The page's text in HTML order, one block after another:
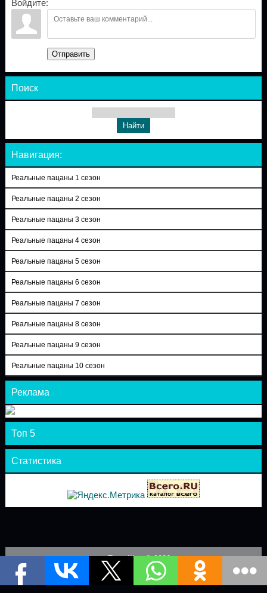
Войдите:
Отправить
Поиск
Навигация:
Реальные пацаны 1 сезон
Реальные пацаны 2 сезон
Реальные пацаны 3 сезон
Реальные пацаны 4 сезон
Реальные пацаны 5 сезон
Реальные пацаны 6 сезон
Реальные пацаны 7 сезон
Реальные пацаны 8 сезон
Реальные пацаны 9 сезон
Реальные пацаны 10 сезон
Реклама
Топ 5
Статистика
Теле-Шоу © 2026